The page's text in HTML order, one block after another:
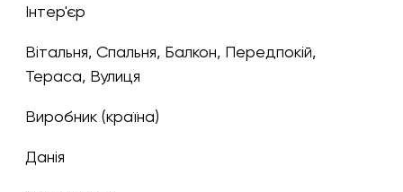
Інтер'єр
Вітальня, Спальня, Балкон, Передпокій,
Тераса, Вулиця
Виробник (країна)
Данія